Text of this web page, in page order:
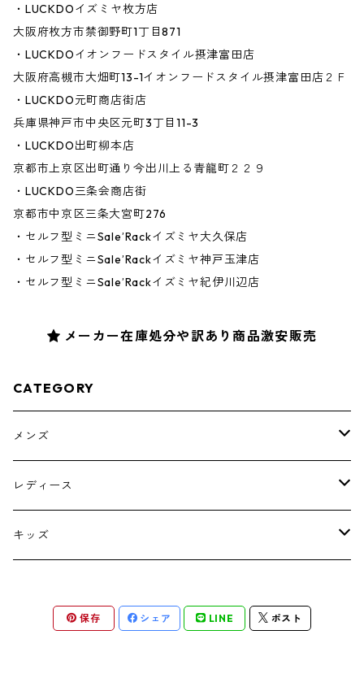
・LUCKDOイズミヤ枚方店
大阪府枚方市禁御野町1丁目871
・LUCKDOイオンフードスタイル摂津富田店
大阪府高槻市大畑町13-1イオンフードスタイル摂津富田店２Ｆ
・LUCKDO元町商店街店
兵庫県神戸市中央区元町3丁目11-3
・LUCKDO出町柳本店
京都市上京区出町通り今出川上る青龍町２２９
・LUCKDO三条会商店街
京都市中京区三条大宮町276
・セルフ型ミニSale’Rackイズミヤ大久保店
・セルフ型ミニSale’Rackイズミヤ神戸玉津店
・セルフ型ミニSale’Rackイズミヤ紀伊川辺店
メーカー在庫処分や訳あり商品激安販売
CATEGORY
メンズ
トップス
ボトムス
シューズ
レディース
トップス
キッズ
インナー
保存 シェア LINE ポスト